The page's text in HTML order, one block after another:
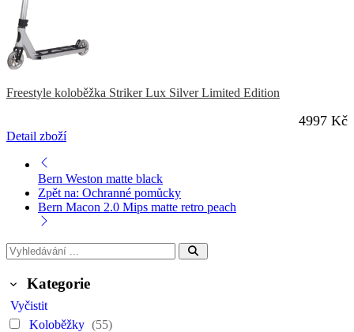
Freestyle koloběžka Striker Lux Silver Limited Edition
4997 Kč
Detail zboží
Bern Weston matte black
Zpět na: Ochranné pomůcky
Bern Macon 2.0 Mips matte retro peach
Kategorie
Vyčistit
Koloběžky (55)